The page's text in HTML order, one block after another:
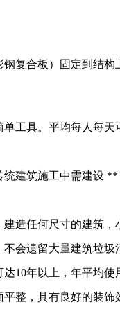
复合板）固定到结
工具。平均每人每
建筑施工中需建设 **
造任何尺寸的建筑，
会遗留大量建筑垃圾
10年以上，年平均使
整，具有良好的装